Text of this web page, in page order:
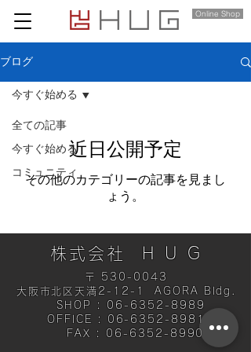
Online Shop
ブログ
全ての記事
今すぐ始める
コミュニティ
今すぐ始める
近日公開予定
その他のカテゴリーの記事を見まし
ょう。
株式会社 H U G
〒 530-0043
大阪市北区天満2-12-1 AGORA Bldg.
SHOP : 06-6352-8989
OFFICE :
06-6352-8981
FAX : 06-6352-8990